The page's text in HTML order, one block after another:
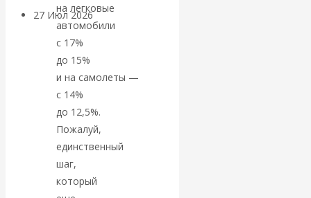
27 Июл 2026Мировая
валютная система
Валентин
КАтасонов.
«МЕТОД
ОТМЫВАНИЯ
на легковые
автомобили
с 17%
до 15%
и на самолеты —
с 14%
до 12,5%.
Пожалуй,
единственный
шаг,
который